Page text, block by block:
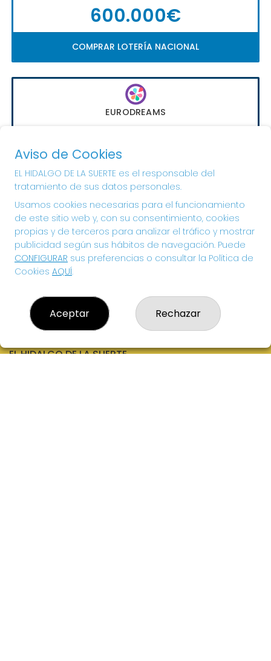
600.000€
COMPRAR LOTERÍA NACIONAL
EURODREAMS
PRÓXIMO BOTE MILLONARIO:
20.000€
¡SUERTE!
EL HIDALGO DE LA SUERTE
Aviso de Cookies
EL HIDALGO DE LA SUERTE es el responsable del
tratamiento de sus datos personales.
Usamos cookies necesarias para el funcionamiento
de este sitio web y, con su consentimiento, cookies
propias y de terceros para analizar el tráfico y mostrar
publicidad según sus hábitos de navegación. Puede
CONFIGURAR sus preferencias o consultar la Política de
Cookies AQUÍ.
Aceptar Rechazar